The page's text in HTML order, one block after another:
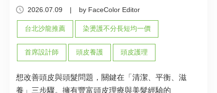
2026.07.09 | by FaceColor Editor
台北沙龍推薦 染燙護不分長短均一價
首席設計師 頭皮養護 頭皮護理
想改善頭皮與頭髮問題，關鍵在「清潔、平衡、滋
養」三步驟。擁有豐富頭皮理療與美髮經驗的